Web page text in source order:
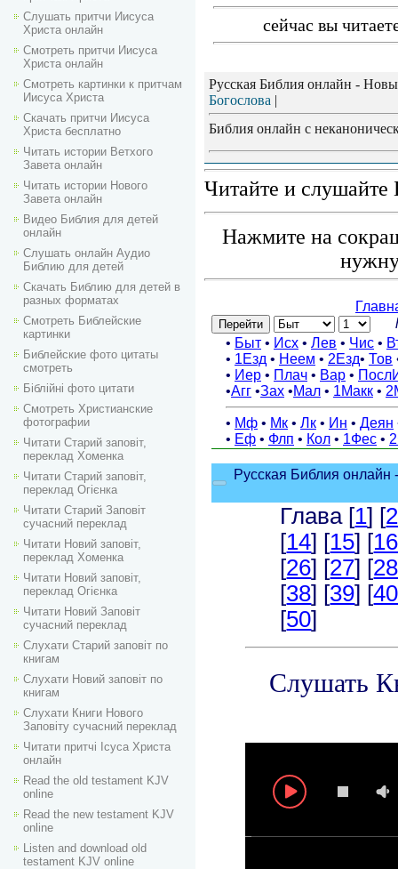
Слушать притчи Иисуса
Христа онлайн
Смотреть притчи Иисуса
Христа онлайн
Смотреть картинки к притчам
Иисуса Христа
Скачать притчи Иисуса
Христа бесплатно
Читать истории Ветхого
Завета онлайн
Читать истории Нового
Завета онлайн
Видео Библия для детей
онлайн
Слушать онлайн Аудио
Библию для детей
Скачать Библию для детей в
разных форматах
Смотреть Библейские
картинки
Библейские фото цитаты
смотреть
Біблійні фото цитати
Смотреть Христианские
фотографии
Читати Старий заповіт,
переклад Хоменка
Читати Старий заповіт,
переклад Огієнка
Читати Старий Заповіт
сучасний переклад
Читати Новий заповіт,
переклад Хоменка
Читати Новий заповіт,
переклад Огієнка
Читати Новий Заповіт
сучасний переклад
Слухати Старий заповіт по
книгам
Слухати Новий заповіт по
книгам
Слухати Книги Нового
Заповіту сучасний переклад
Читати притчі Ісуса Христа
онлайн
Read the old testament KJV
online
Read the new testament KJV
online
Listen and download old
testament KJV online
сейчас вы
Русская Библия онлайн -
Богослова |
Библия онлайн с
Читайте и слушайте
Нажмите на